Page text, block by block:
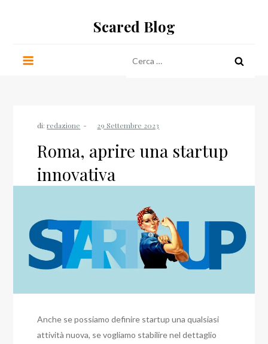
Scared Blog
per:
di:redazione
Roma, aprire una startup
innovativa
Anche se possiamo definire startup una qualsiasi
attività nuova, se vogliamo stabilire nel dettaglio